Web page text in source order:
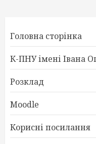
Головна сторінка
К-ПНУ імені Івана
Розклад
Moodle
Корисні посилання